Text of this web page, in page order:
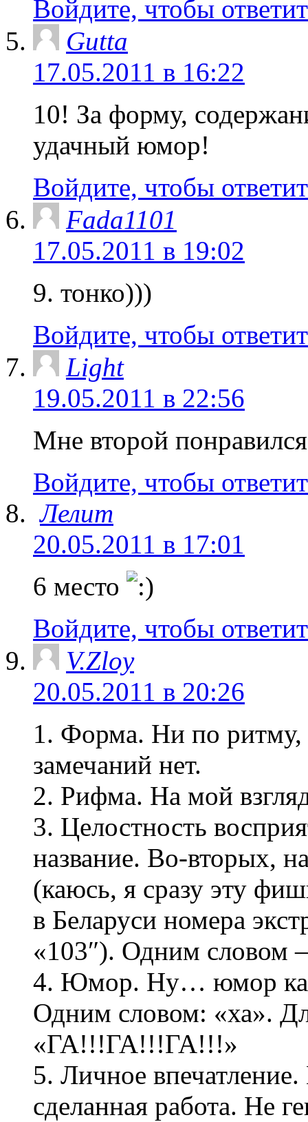
Войдите, чтобы
Gutta
17.05.2011 в 16:22
10! За форму,
удачный юмор!
Войдите, чтобы
Fada1101
17.05.2011 в 19:02
9. тонко)))
Войдите, чтобы
Light
19.05.2011 в 22:56
Мне второй
Войдите, чтобы
Лелит
20.05.2011 в 17:01
6 место
Войдите, чтобы
V.Zloy
20.05.2011 в 20:26
1. Форма. Ни по
замечаний нет.
2. Рифма. На мой
3. Целостность
название. Во-вторых,
(каюсь, я сразу эту
в Беларуси номера
«103″). Одним
4. Юмор. Ну… юмор
Одним словом: «ха».
«ГА!!!ГА!!!ГА!!!»
5. Личное
сделанная работа. Не